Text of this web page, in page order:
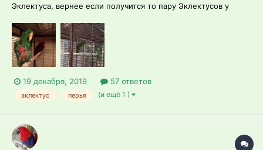
Эклектуса, вернее если получится то пару Эклектусов у
добиться его согласия. Так как птичек жалко. Но заранее
хотелось бы подготовиться и понять что с ними. говорит что
птичкам по 6 лет...
19 декабря, 2019 57 ответов
эклектус перья (и ещё 1 )